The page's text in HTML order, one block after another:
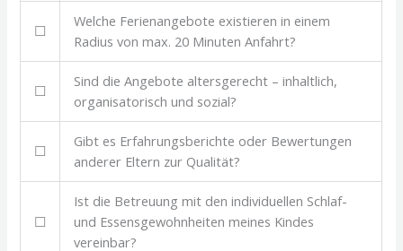
☐
Welche Ferienangebote existieren in einem
Radius von max. 20 Minuten Anfahrt?
☐
Sind die Angebote altersgerecht – inhaltlich,
organisatorisch und sozial?
☐
Gibt es Erfahrungsberichte oder Bewertungen
anderer Eltern zur Qualität?
☐
Ist die Betreuung mit den individuellen Schlaf-
und Essensgewohnheiten meines Kindes
vereinbar?